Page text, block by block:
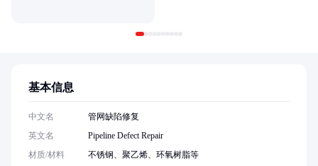
基本信息
中文名
管网缺陷修复
英文名
Pipeline Defect Repair
材质/材料
不锈钢、聚乙烯、环氧树脂等